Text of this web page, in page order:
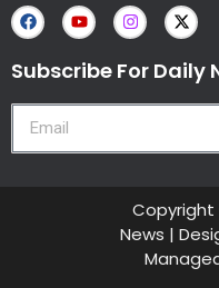
Subscribe For Daily
Copyright
News |